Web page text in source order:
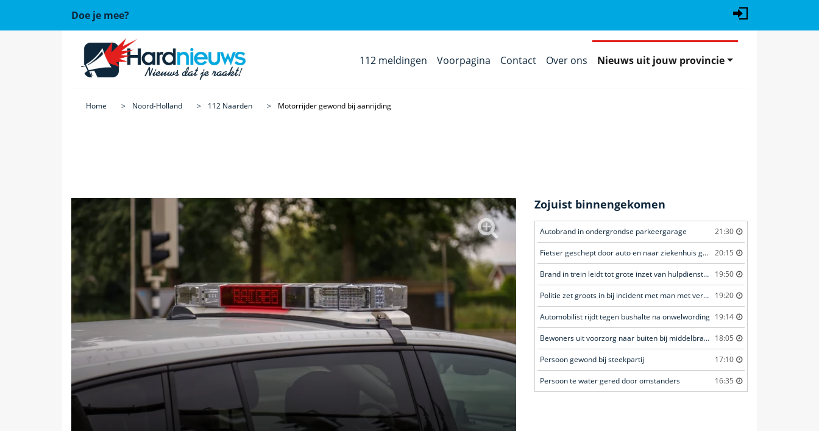
Doe je mee?
112 meldingen Voorpagina Contact Over ons Nieuws uit jouw provincie
Home Noord-Holland 112 Naarden Motorrijder gewond bij aanrijding
Zojuist binnengekomen
Autobrand in ondergrondse parkeergarage 21:30
Fietser geschept door auto en naar ziekenhuis gebracht 20:15
Brand in trein leidt tot grote inzet van hulpdiensten 19:50
Politie zet groots in bij incident met man met verward gedrag 19:20
Automobilist rijdt tegen bushalte na onwelwording 19:14
Bewoners uit voorzorg naar buiten bij middelbrand in flatwoning 18:05
Persoon gewond bij steekpartij 17:10
Persoon te water gered door omstanders 16:35